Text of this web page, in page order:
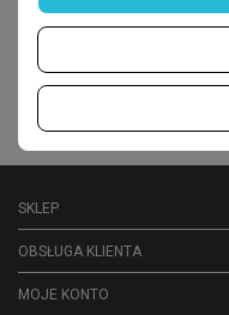
SKLEP
OBSŁUGA KLIENTA
MOJE KONTO